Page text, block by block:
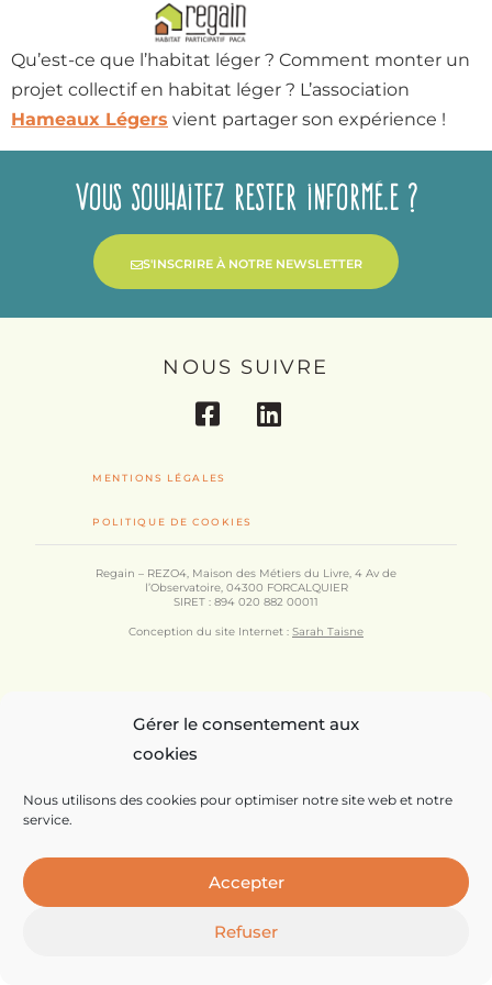
Gérer le consentement aux
cookies
Nous utilisons des cookies pour optimiser notre site web et notre
service.
Accepter
Refuser
Qu’est-ce que l’habitat léger ? Comment monter un
projet collectif en habitat léger ? L’association
Hameaux Légers vient partager son expérience !
Vous souhaitez rester informé.e ?
S'INSCRIRE À NOTRE NEWSLETTER
NOUS SUIVRE
MENTIONS LÉGALES
POLITIQUE DE COOKIES
Regain – REZO4, Maison des Métiers du Livre, 4 Av de
l’Observatoire, 04300 FORCALQUIER
SIRET : 894 020 882 00011
Conception du site Internet : Sarah Taisne